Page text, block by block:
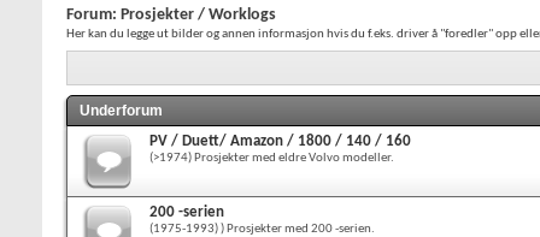
Forum: Prosjekter / Worklogs
Her kan du legge ut bilder og annen informasjon hvis du f.eks. driver å "foredler" opp
Underforum
PV / Duett/ Amazon / 1800 / 140 / 160
(>1974) Prosjekter med eldre Volvo modeller.
200 -serien
(1975-1993) ) Prosjekter med 200 -serien.